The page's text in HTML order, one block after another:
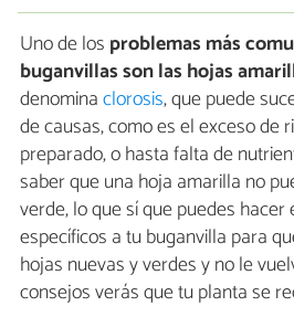
Uno de los problemas más
buganvillas son las hojas
denominaclorosis, que puede
de causas, como es el exceso de
preparado, o hasta falta de
saber que una hoja amarilla no
verde, lo que sí que puedes
específicos a tu buganvilla para
hojas nuevas y verdes y no le
consejos verás que tu planta se